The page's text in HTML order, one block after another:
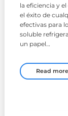
la eficiencia y
el éxito de
efectivas para
soluble
un papel…
Read more